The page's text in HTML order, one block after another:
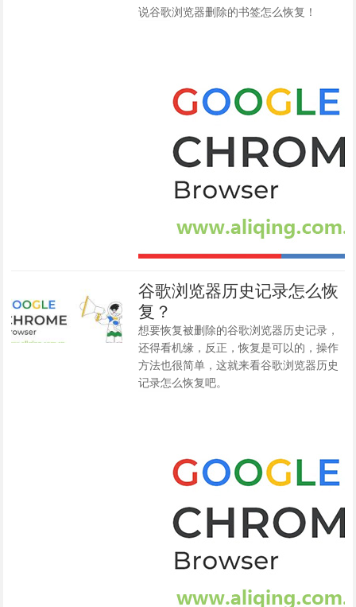
说谷歌浏览器删除的书签怎么恢复！
谷歌浏览器历史记录怎么恢
复？
想要恢复被删除的谷歌浏览器历史记录，
还得看机缘，反正，恢复是可以的，操作
方法也很简单，这就来看谷歌浏览器历史
记录怎么恢复吧。